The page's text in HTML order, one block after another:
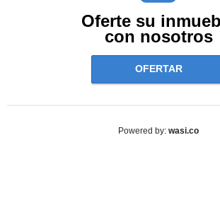
Oferte su
con nosotros
OFERTAR
Powered by: wasi.co